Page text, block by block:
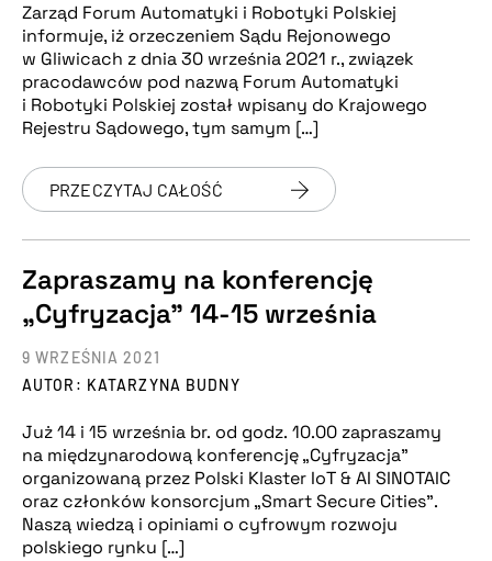
Zarząd Forum Automatyki i Robotyki Polskiej
informuje, iż orzeczeniem Sądu Rejonowego
w Gliwicach z dnia 30 września 2021 r., związek
pracodawców pod nazwą Forum Automatyki
i Robotyki Polskiej został wpisany do Krajowego
Rejestru Sądowego, tym samym […]
PRZECZYTAJ CAŁOŚĆ
Zapraszamy na konferencję
„Cyfryzacja” 14-15 września
AUTOR: KATARZYNA BUDNY
9 WRZEŚNIA 2021
Już 14 i 15 września br. od godz. 10.00 zapraszamy
na międzynarodową konferencję „Cyfryzacja”
organizowaną przez Polski Klaster IoT & AI SINOTAIC
oraz członków konsorcjum „Smart Secure Cities”.
Naszą wiedzą i opiniami o cyfrowym rozwoju
polskiego rynku […]